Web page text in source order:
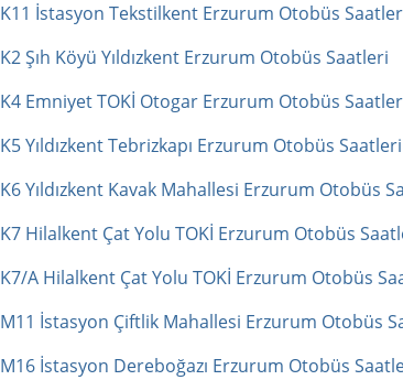
K11 İstasyon Tekstilkent Erzurum Otobüs
K2 Şıh Köyü Yıldızkent Erzurum Otobüs Saatleri
K4 Emniyet TOKİ Otogar Erzurum Otobüs
K5 Yıldızkent Tebrizkapı Erzurum Otobüs Saatleri
K6 Yıldızkent Kavak Mahallesi Erzurum Otobüs
K7 Hilalkent Çat Yolu TOKİ Erzurum Otobüs
K7/A Hilalkent Çat Yolu TOKİ Erzurum Otobüs
M11 İstasyon Çiftlik Mahallesi Erzurum Otobüs
M16 İstasyon Dereboğazı Erzurum Otobüs